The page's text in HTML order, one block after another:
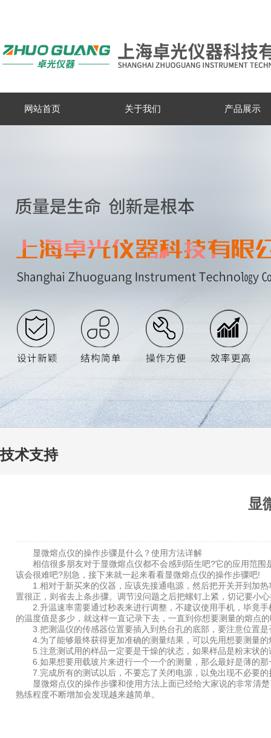
网站首页 关于我们 产品展示
技术支持
显
显微熔点仪的操作步骤是什么？使用方法详解
相信很多朋友对于显微熔点仪都不会感到陌生吧?它的应用范围
该会很难吧?别急，接下来就一起来看看显微熔点仪的操作步骤吧!
1.相对于新买来的仪器，应该先接通电源，然后把开关开到加热
置很正，则省去上条步骤。调节没问题之后把螺钉上紧，切记要小
2.升温速率需要通过秒表来进行调整，不建议使用手机，毕竟手
的温度值是多少，就这样一直记录下去，一直到你想要测量的熔点
3.把测温仪的传感器位置要插入到热台孔的底部，要注意位置是
4.为了能够最终获得更加准确的测量结果，可以先用想要测量的
5.注意测试用的样品一定要是干燥的状态，如果样品是粉末状的
6.如果想要用载玻片来进行一个一个的测量，那么最好是薄的那
7.完成所有的测试以后，不要忘了关闭电源，以免出现不必要的
显微熔点仪的操作步骤和使用方法上面已经给大家说的非常清楚
熟练程度不断增加会发现越来越简单。